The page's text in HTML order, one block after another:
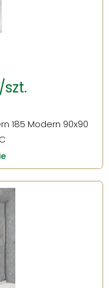
szt.
185 Modern 90x90